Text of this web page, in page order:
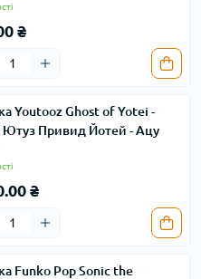
₴
Youtooz Ghost of Yotei -
Ютуз Привид Йотей - Ацу
₴
Funko Pop Sonic the